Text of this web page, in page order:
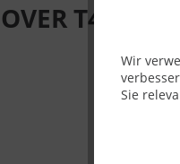
Wir
Sie
T410